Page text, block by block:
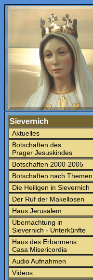
Sievernich
Aktuelles
Botschaften des
Prager Jesuskindes
Botschaften 2000-2005
Botschaften nach Themen
Die Heiligen in Sievernich
Der Ruf der Makellosen
Haus Jerusalem
Übernachtung in
Sievernich - Unterkünfte
Haus des Erbarmens
Casa Misericordia
Audio Aufnahmen
Videos